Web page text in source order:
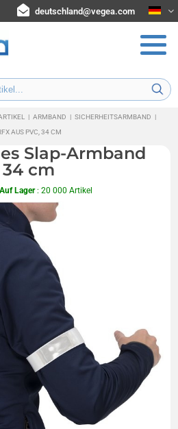
deutschland@vegea.com
| ARMBAND | SICHERHEITSARMBAND
|
AUS PVC, 34 CM
Slap-Armband
34 cm
Auf Lager: 20 000 Artikel